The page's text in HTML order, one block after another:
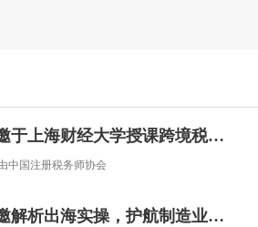
课跨境税务合规与高净值人群财务税务服务专题研修班
中国注册税务师协会
海实操，护航制造业企业汇率风险管理